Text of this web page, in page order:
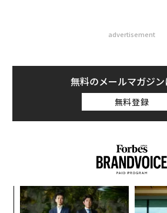
advertisement
無料のメールマガジ
無料登録